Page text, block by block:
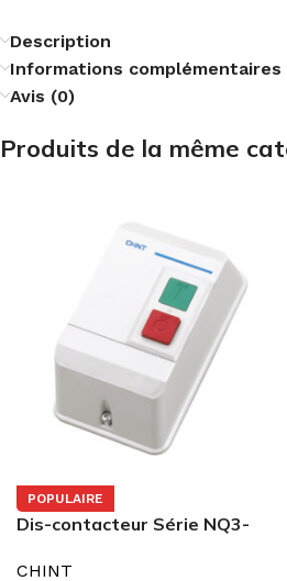
Description
Informations complémentaires
Avis (0)
Produits de la même
POPULAIRE
Dis-contacteur Série NQ3-
CHINT